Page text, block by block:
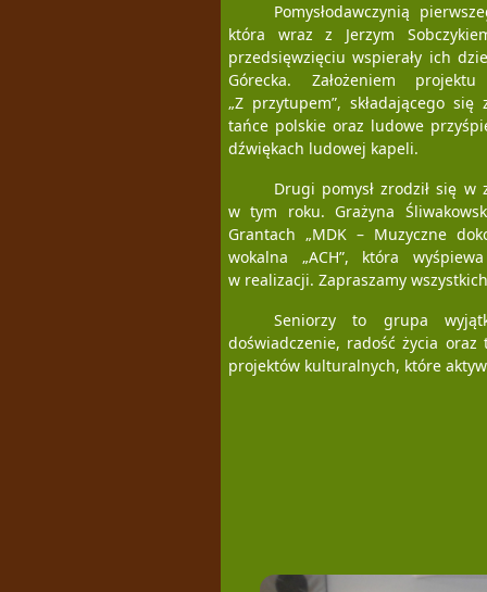
Pomysłodawczynią
która wraz z Jerzym
przedsięwzięciu wspierały ich
Górecka. Założeniem
„Z przytupem”, składającego
tańce polskie oraz ludowe
dźwiękach ludowej kapeli.
Drugi pomysł zrodził się w
w tym roku. Grażyna
Grantach „MDK – Muzyczne
wokalna „ACH”, która
w realizacji. Zapraszamy
Seniorzy to grupa
doświadczenie, radość życia
projektów kulturalnych, które